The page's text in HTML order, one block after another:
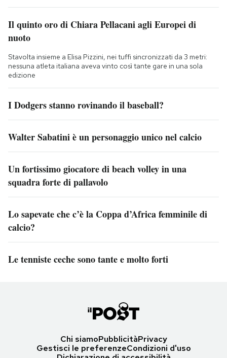
Il quinto oro di Chiara Pellacani agli Europei di
nuoto
Stavolta insieme a Elisa Pizzini, nei tuffi sincronizzati da 3 metri:
nessuna atleta italiana aveva vinto così tante gare in una sola
edizione
I Dodgers stanno rovinando il baseball?
Walter Sabatini è un personaggio unico nel calcio
Un fortissimo giocatore di beach volley in una
squadra forte di pallavolo
Lo sapevate che c’è la Coppa d’Africa femminile di
calcio?
Le tenniste ceche sono tante e molto forti
Chi siamoPubblicitàPrivacy
Gestisci le preferenzeCondizioni d'uso